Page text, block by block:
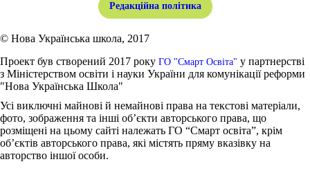
Редакційна політика
© Нова Українська школа, 2017
Проект був створений 2017 року ГО "Смарт Освіта" у партнерстві
з Міністерством освіти і науки України для комунікації реформи
"Нова Українська Школа"
Усі виключні майнові й немайнові права на текстові матеріали,
фото, зображення та інші об’єкти авторського права, що
розміщені на цьому сайті належать ГО “Смарт освіта”, крім
об’єктів авторського права, які містять пряму вказівку на
авторство іншої особи.